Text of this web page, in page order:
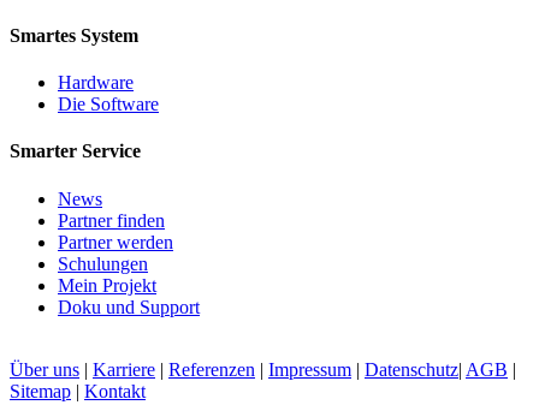
Smartes System
Hardware
Die Software
Smarter Service
News
Partner finden
Partner werden
Schulungen
Mein Projekt
Doku und Support
Über uns | Karriere | Referenzen | Impressum | Datenschutz| AGB |
Sitemap | Kontakt